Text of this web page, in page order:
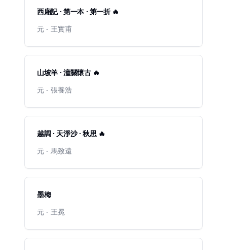
西廂記 · 第一本 · 第一折 🔥
元 - 王實甫
山坡羊 · 潼關懷古 🔥
元 - 張養浩
越調 · 天淨沙 · 秋思 🔥
元 - 馬致遠
墨梅
元 - 王冕